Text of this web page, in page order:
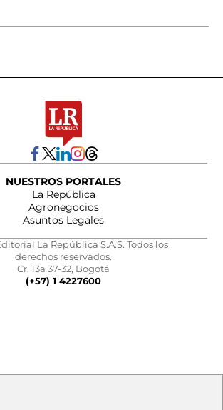
NUESTROS PORTALES
La República
Agronegocios
Asuntos Legales
La República S.A.S. Todos los
derechos reservados.
Cr. 13a 37-32, Bogotá
(+57) 1 4227600